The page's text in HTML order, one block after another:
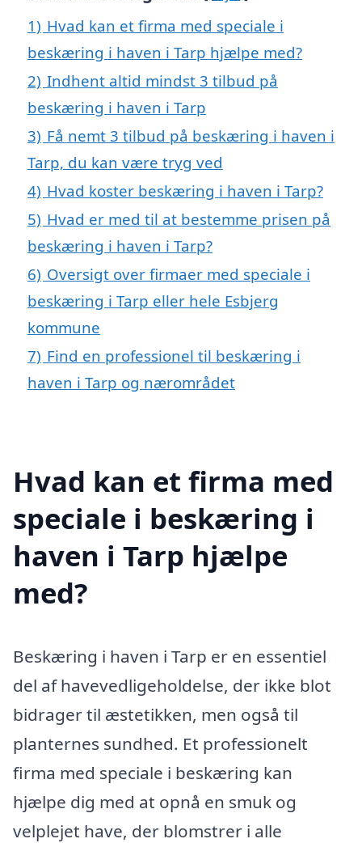
1) Hvad kan et firma med speciale i
beskæring i haven i Tarp hjælpe med?
2) Indhent altid mindst 3 tilbud på
beskæring i haven i Tarp
3) Få nemt 3 tilbud på beskæring i haven i
Tarp, du kan være tryg ved
4) Hvad koster beskæring i haven i Tarp?
5) Hvad er med til at bestemme prisen på
beskæring i haven i Tarp?
6) Oversigt over firmaer med speciale i
beskæring i Tarp eller hele Esbjerg
kommune
7) Find en professionel til beskæring i
haven i Tarp og nærområdet
Hvad kan et firma med
speciale i beskæring i
haven i Tarp hjælpe
med?
Beskæring i haven i Tarp er en essentiel
del af havevedligeholdelse, der ikke blot
bidrager til æstetikken, men også til
planternes sundhed. Et professionelt
firma med speciale i beskæring kan
hjælpe dig med at opnå en smuk og
velplejet have, der blomstrer i alle